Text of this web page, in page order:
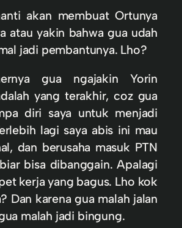
akan membuat Ortunya
atau yakin bahwa gua udah
jadi pembantunya. Lho?
gua ngajakin Yorin
yang terakhir, coz gua
diri saya untuk menjadi
lagi saya abis ini mau
dan berusaha masuk PTN
bisa dibanggain. Apalagi
kerja yang bagus. Lho kok
Dan karena gua malah jalan
malah jadi bingung.